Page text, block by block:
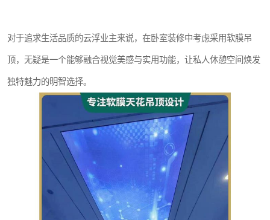
对于追求生活品质的云浮业主来说，在卧室装修中考虑采用软膜吊
顶，无疑是一个能够融合视觉美感与实用功能，让私人休憩空间焕发
独特魅力的明智选择。